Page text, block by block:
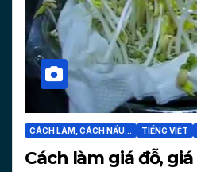
CÁCH LÀM, CÁCH NẤU... TIẾNG VIỆT
Cách làm giá đỗ,